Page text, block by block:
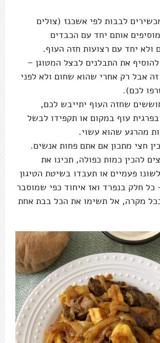
לבבות לפי אשכנז (צולים
אותם יחד עם הכבדים
ולא יחד עם רצועות חזה העוף.
את התבלנים לבצל המטוגן –
אבל רק אחרי שהוא שחום ולא לפני
לכם).
שחזה העוף יתייבש לכם,
עוף במקום או תקפידו לבשל
מהרגע שהוא עשוי.
חצי מתכון אם אתם פחות אנשים.
להכין כמות כפולה, תכינו את
פעמיים או תעבדו בשיטת הטיגון
כל חלק בנפרד ואז איחוד כפי שמוסבר
מקרה, אל תשימו את הכל בבת אחת